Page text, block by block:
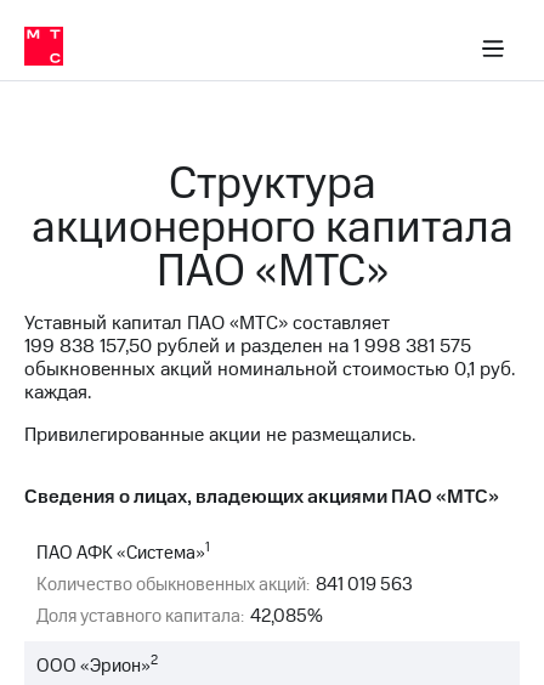
Медиа-центр
и акционерам
Устойчивое развитие
Комплаенс и деловая этика
компании
Карьера
История
компании
региона
Правовая
Контакты
Медиа-центр
МТС
о технологиях
Достижения
Пресс-
релизы
Структура
акционерного капитала
ПАО «МТС»
Уставный капитал ПАО «МТС» составляет
199 838 157,50 рублей и разделен на1 998 381 575
обыкновенных акций номинальной стоимостью 0,1 руб.
каждая.
Привилегированные акции не размещались.
Сведения о лицах, владеющих акциями ПАО «МТС»
ПАО АФК «Система»1
Количество обыкновенных акций: 841 019 563
Доля уставного капитала: 42,085%
ООО «Эрион»2